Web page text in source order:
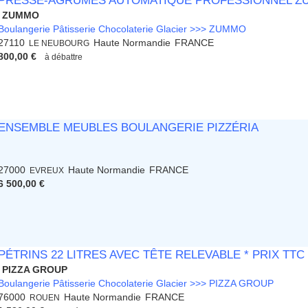
ZUMMO
Pâtisserie Chocolaterie Glacier >>> ZUMMO
LE NEUBOURG Haute Normandie FRANCE
€
à débattre
MEUBLES BOULANGERIE PIZZÉRIA
EVREUX Haute Normandie FRANCE
500,00 €
22 LITRES AVEC TÊTE RELEVABLE * PRIX TTC
PIZZA GROUP
Pâtisserie Chocolaterie Glacier >>> PIZZA GROUP
ROUEN Haute Normandie FRANCE